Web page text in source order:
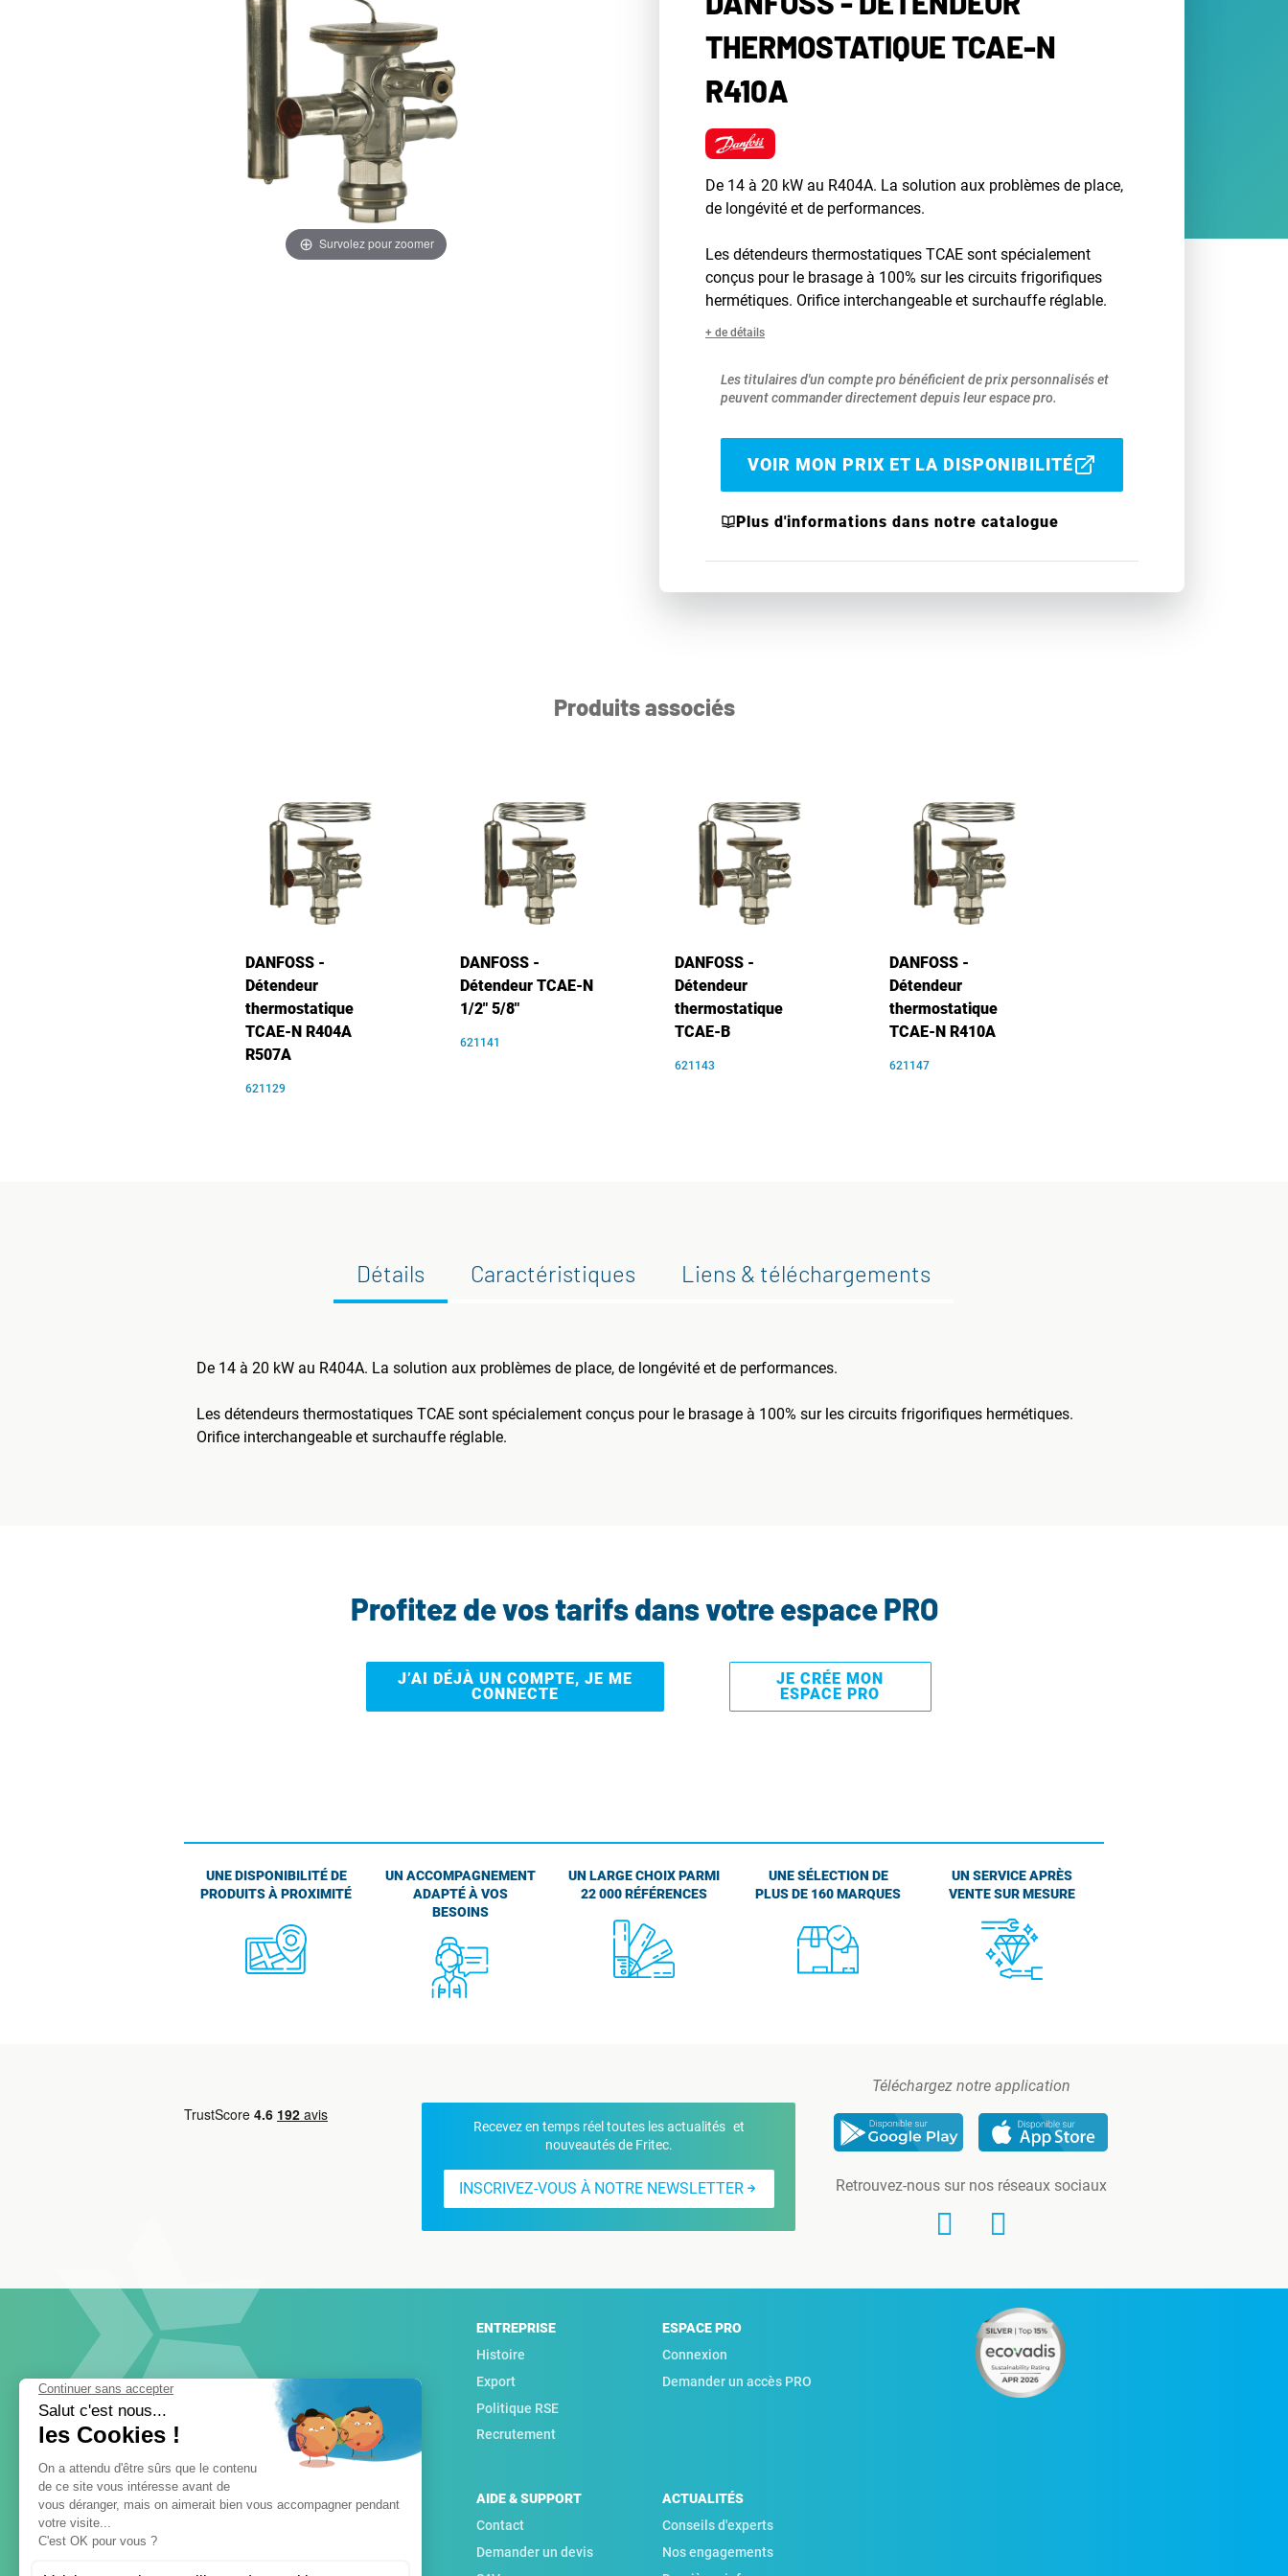
Survolez pour zoomer
THERMOSTATIQUE TCAE-N
R410A
De 14 à 20 kW au R404A. La solution aux problèmes de place,
de longévité et de performances.
Les détendeurs thermostatiques TCAE sont spécialement
conçus pour le brasage à 100% sur les circuits frigorifiques
hermétiques. Orifice interchangeable et surchauffe réglable.
+ de détails
Les titulaires d'un compte pro bénéficient de prix personnalisés et
peuvent commander directement depuis leur espace pro.
VOIR MON PRIX ET LA DISPONIBILITÉ
Plus d'informations dans notre catalogue
Produits associés
DANFOSS -
Détendeur
thermostatique
TCAE-N R404A
R507A
621129
DANFOSS -
Détendeur TCAE-N
1/2" 5/8"
621141
DANFOSS -
Détendeur
thermostatique
TCAE-B
621143
DANFOSS -
Détendeur
thermostatique
TCAE-N R410A
621147
Détails Caractéristiques Liens & téléchargements
De 14 à 20 kW au R404A. La solution aux problèmes de place, de longévité et de performances.
Les détendeurs thermostatiques TCAE sont spécialement conçus pour le brasage à 100% sur les circuits frigorifiques hermétiques.
Orifice interchangeable et surchauffe réglable.
Profitez de vos tarifs dans votre espace PRO
J’AI DÉJÀ UN COMPTE, JE ME
CONNECTE
JE CRÉE MON
ESPACE PRO
UNE DISPONIBILITÉ DE
PRODUITS À PROXIMITÉ
UN ACCOMPAGNEMENT
ADAPTÉ À VOS
BESOINS
UN LARGE CHOIX PARMI
22 000 RÉFÉRENCES
UNE SÉLECTION DE
PLUS DE 160 MARQUES
UN SERVICE APRÈS
VENTE SUR MESURE
Recevez en temps réel toutes les actualités et
nouveautés de Fritec.
INSCRIVEZ-VOUS À NOTRE NEWSLETTER
Téléchargez notre application
Retrouvez-nous sur nos réseaux sociaux
ENTREPRISE
Histoire
Export
Politique RSE
Recrutement
ESPACE PRO
Connexion
Demander un accès PRO
AIDE & SUPPORT
Contact
Demander un devis
ACTUALITÉS
Conseils d'experts
Nos engagements